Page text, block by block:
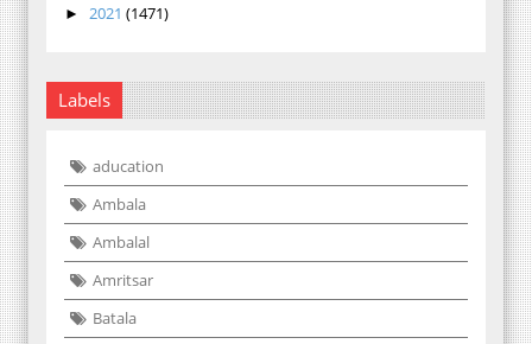
► 2021 (1471)
Labels
aducation
Ambala
Ambalal
Amritsar
Batala